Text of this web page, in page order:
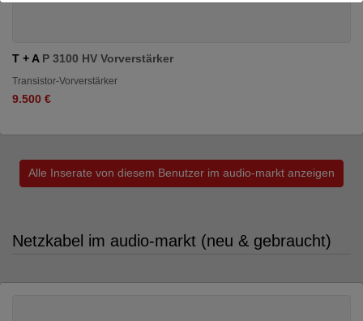
T + A P 3100 HV Vorverstärker
Transistor-Vorverstärker
9.500 €
Alle Inserate von diesem Benutzer im audio-markt anzeigen
Netzkabel im audio-markt (neu & gebraucht)